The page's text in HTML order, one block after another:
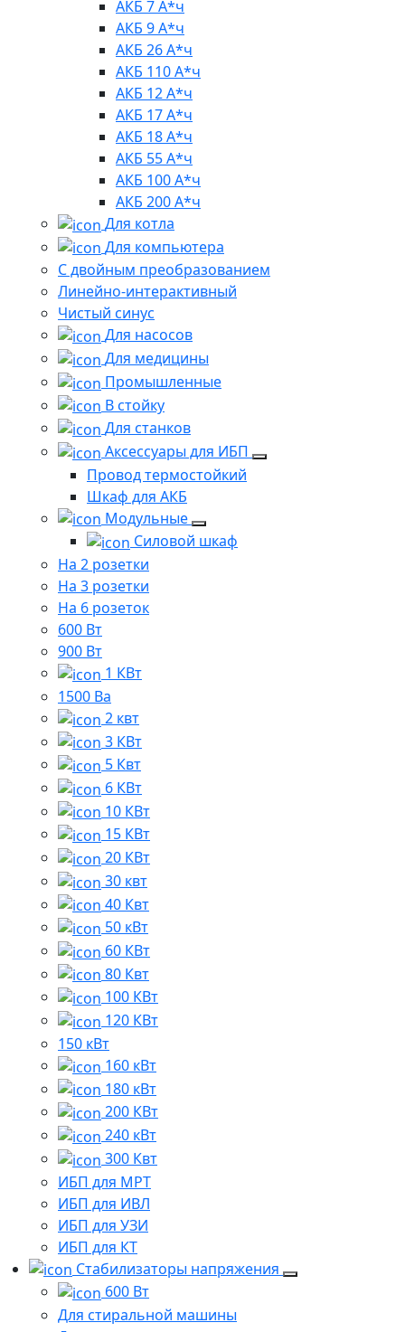
АКБ 7 А*ч
АКБ 9 А*ч
АКБ 26 А*ч
АКБ 110 А*ч
АКБ 12 А*ч
АКБ 17 А*ч
АКБ 18 А*ч
АКБ 55 А*ч
АКБ 100 А*ч
АКБ 200 А*ч
Для котла
Для компьютера
C двойным преобразованием
Линейно-интерактивный
Чистый синус
Для насосов
Для медицины
Промышленные
В стойку
Для станков
Аксессуары для ИБП
Провод термостойкий
Шкаф для АКБ
Модульные
Силовой шкаф
На 2 розетки
На 3 розетки
На 6 розеток
600 Вт
900 Вт
1 КВт
1500 Ва
2 квт
3 КВт
5 Квт
6 КВт
10 КВт
15 КВт
20 КВт
30 квт
40 Квт
50 кВт
60 КВт
80 Квт
100 КВт
120 КВт
150 кВт
160 кВт
180 кВт
200 КВт
240 кВт
300 Квт
ИБП для МРТ
ИБП для ИВЛ
ИБП для УЗИ
ИБП для КТ
Стабилизаторы напряжения
600 Вт
Для стиральной машины